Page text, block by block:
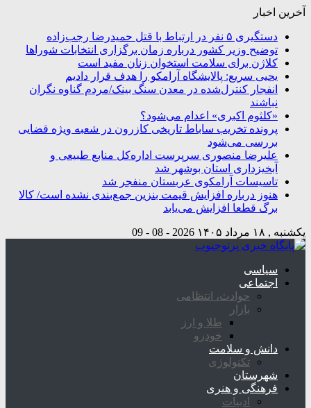
آخرین اخبار
دستگیری ۵ نفر در ارتباط با قتل حمیدرضا رجب‌زاده
توضیح وزیر کشور درباره زمان برگزاری انتخابات شوراها
کلاژن برای سلامت استخوان زنان مفید است
یحیی سریع: پالایشگاه آرامکو را هدف قرار دادیم
انفجار کنترل‌شده در معدن سنگ بینک/مردم گناوه نگران
نباشند
«کلثوم اکبری» اعدام می‌شود؟
پرونده تخریب ساباط تاریخی کازرون در شعبه ویژه قضایی
بررسی می‌شود
علیرضا منصوری سرپرست اداره‌کل منابع طبیعی و
آبخیزداری استان بوشهر شد
تاسیسات آرامکوی عربستان منفجر شد
هنوز درباره افزایش قیمت بنزین جمع‌بندی نشده است/ کالا
برگ قطعا افزایش می‌یابد
یکشنبه , ۱۸ مرداد ۱۴۰۵ 2026 - 08 - 09
سیاسی
اجتماعی
حوادث، انتظامی
بازار
طلا و ارز
خودرو
دانش و سلامت
تکنولوژی
شهرستان
فرهنگی و هنری
ادبیات